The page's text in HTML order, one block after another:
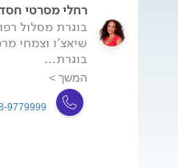
רחלי מסרטי
בוגרת מסלול
שיאצ'ו וצמחי
בוגרת...
המשך >
9779999